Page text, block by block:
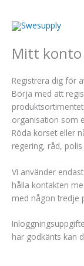
innehåll
Mitt konto
Registrera dig för
Börja med att
organisation som
Röda korset eller
regering, råd,
Vi använder
hålla kontakten
med någon tredje
har godkänts kan